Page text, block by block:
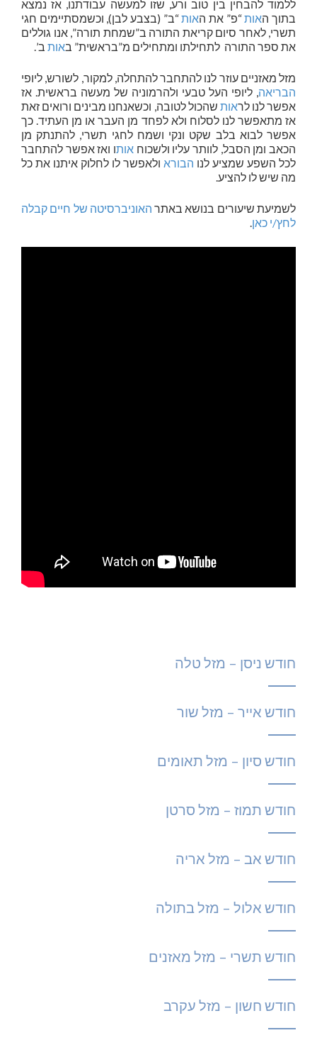
ללמוד להבחין בין טוב ורע, שזו למעשה עבודתנו, אז נמצא
בתוך האות“פ” את האות“ב” (בצבע לבן), וכשמסתיימים חגי
תשרי, לאחר סיום קריאת התורה ב”שמחת תורה”, אנו גוללים
את ספר התורה לתחילתו ומתחילים מ”בראשית” באות ב’.
מזל מאזניים עוזר לנו להתחבר להתחלה, למקור, לשורש, ליופי
הבריאה, ליופי העל טבעי ולהרמוניה של מעשה בראשית. אז
אפשר לנו לראות שהכול לטובה, וכשאנחנו מבינים ורואים זאת
אז מתאפשר לנו לסלוח ולא לפחד מן העבר או מן העתיד. כך
אפשר לבוא בלב שקט ונקי ושמח לחגי תשרי, להתנתק מן
הכאב ומן הסבל, לוותר עליו ולשכוח אותו ואז אפשר להתחבר
לכל השפע שמציע לנו הבורא ולאפשר לו לחלוק איתנו את כל
מה שיש לו להציע.
לשמיעת שיעורים בנושא באתר האוניברסיטה של חיים קבלה
לחץ/י כאן.
חודש ניסן – מזל טלה
חודש אייר – מזל שור
חודש סיון – מזל תאומים
חודש תמוז – מזל סרטן
חודש אב – מזל אריה
חודש אלול – מזל בתולה
חודש תשרי – מזל מאזנים
חודש חשון – מזל עקרב